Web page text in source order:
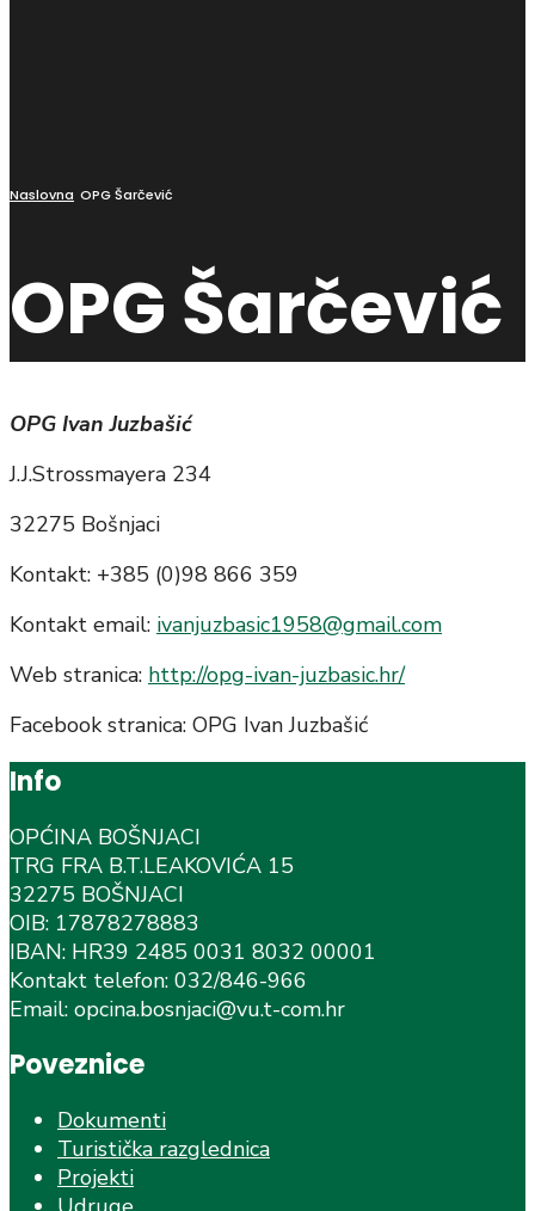
Naslovna OPG Šarčević
OPG Šarčević
OPG Ivan Juzbašić
J.J.Strossmayera 234
32275 Bošnjaci
Kontakt: +385 (0)98 866 359
Kontakt email: ivanjuzbasic1958@gmail.com
Web stranica: http://opg-ivan-juzbasic.hr/
Facebook stranica: OPG Ivan Juzbašić
Info
OPĆINA BOŠNJACI
TRG FRA B.T.LEAKOVIĆA 15
32275 BOŠNJACI
OIB: 17878278883
IBAN: HR39 2485 0031 8032 00001
Kontakt telefon: 032/846-966
Email: opcina.bosnjaci@vu.t-com.hr
Poveznice
Dokumenti
Turistička razglednica
Projekti